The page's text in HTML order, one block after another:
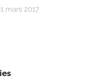
mars 2017